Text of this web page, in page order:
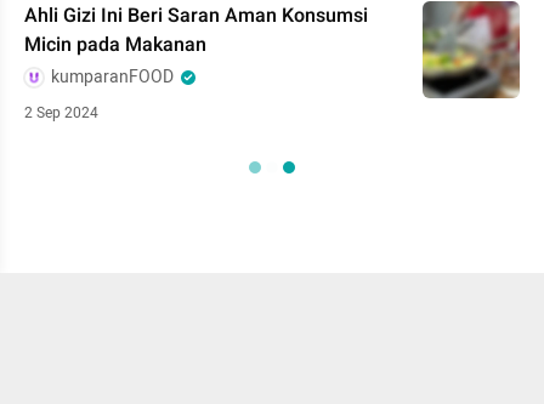
Ahli Gizi Ini Beri Saran Aman Konsumsi
Micin pada Makanan
kumparanFOOD
2 Sep 2024